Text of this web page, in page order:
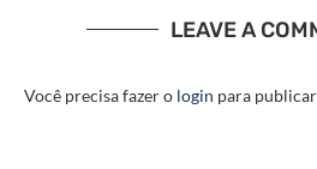
LEAVE A
Você precisa fazer o login para